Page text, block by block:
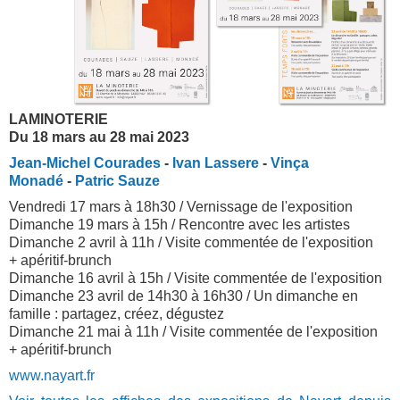
LAMINOTERIE
Du 18 mars au 28 mai 2023
Jean-Michel Courades - Ivan Lassere - Vinça
Monadé - Patric Sauze
Vendredi 17 mars à 18h30 / Vernissage de l'exposition
Dimanche 19 mars à 15h / Rencontre avec les artistes
Dimanche 2 avril à 11h / Visite commentée de l'exposition
+ apéritif-brunch
Dimanche 16 avril à 15h / Visite commentée de l'exposition
Dimanche 23 avril de 14h30 à 16h30 / Un dimanche en
famille : partagez, créez, dégustez
Dimanche 21 mai à 11h / Visite commentée de l'exposition
+ apéritif-brunch
www.nayart.fr